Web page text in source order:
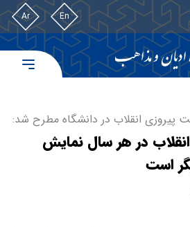
En
Ar
پیروزی انقلاب در دانشگاه مطرح شد:
در هر سال نمایش
است